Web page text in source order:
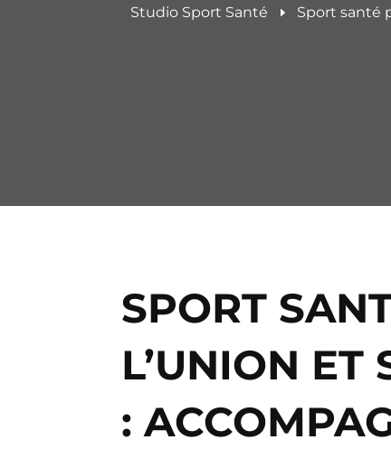
Studio Sport Santé E Sport santé
SPORT
L’UNION ET
: